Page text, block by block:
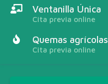
Ventanilla Única
Cita previa online
Quemas agrícolas
Cita previa online